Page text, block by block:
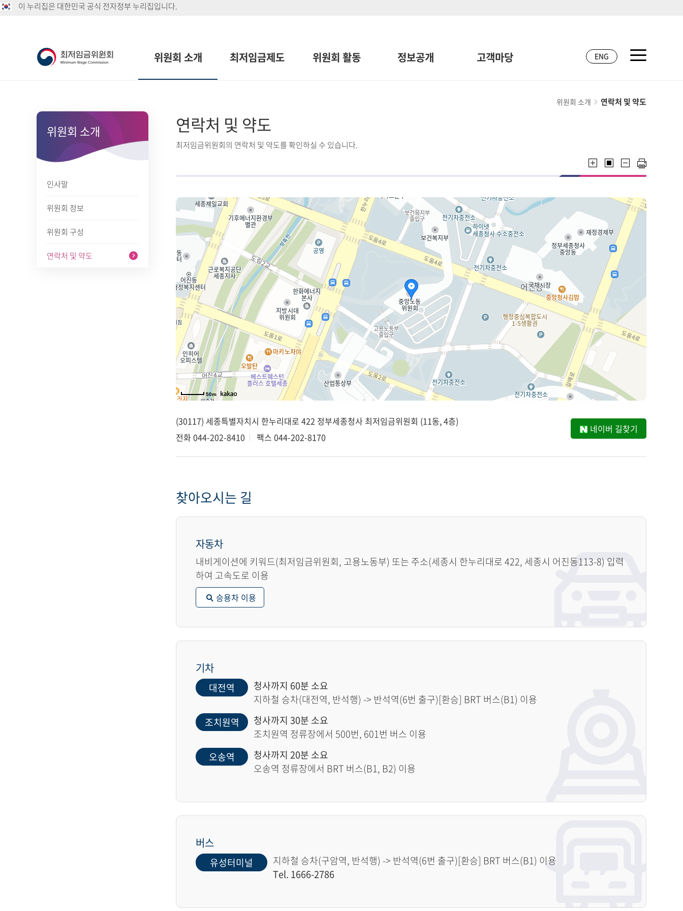
이 누리집은 대한민국 공식 전자정부 누리집입니다.
위원회 소개 최저임금제도 위원회 활동 정보공개 고객마당 ENG
위원회 소개
인사말
위원회 정보
위원회 구성
연락처 및 약도
위원회 소개 연락처 및 약도
연락처 및 약도
최저임금위원회의 연락처 및 약도를 확인하실 수 있습니다.
50m
(30117) 세종특별자치시 한누리대로 422 정부세종청사 최저임금위원회 (11동, 4층)
전화044-202-8410 팩스 044-202-8170
네이버 길찾기
찾아오시는 길
자동차
내비게이션에 키워드(최저임금위원회, 고용노동부) 또는 주소(세종시 한누리대로 422, 세종시 어진동113-8) 입력
하여 고속도로 이용
승용차 이용
기차
대전역
청사까지 60분 소요
지하철 승차(대전역, 반석행) -> 반석역(6번 출구)[환승] BRT 버스(B1) 이용
조치원역
청사까지 30분 소요
조치원역 정류장에서 500번, 601번 버스 이용
오송역
청사까지 20분 소요
오송역 정류장에서 BRT 버스(B1, B2) 이용
버스
유성터미널
지하철 승차(구암역, 반석행) -> 반석역(6번 출구)[환승] BRT 버스(B1) 이용
Tel. 1666-2786